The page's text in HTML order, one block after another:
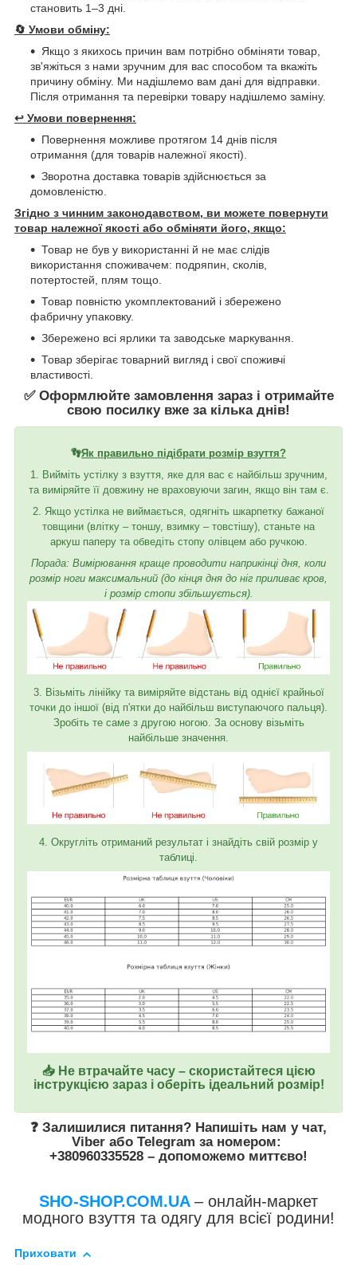
становить 1–3 дні.
🔄 Умови обміну:
Якщо з якихось причин вам потрібно обміняти товар,
зв'яжіться з нами зручним для вас способом та вкажіть
причину обміну. Ми надішлемо вам дані для відправки.
Після отримання та перевірки товару надішлемо заміну.
↩️ Умови повернення:
Повернення можливе протягом 14 днів після
отримання (для товарів належної якості).
Зворотна доставка товарів здійснюється за
домовленістю.
Згідно з чинним законодавством, ви можете повернути
товар належної якості або обміняти його, якщо:
Товар не був у використанні й не має слідів
використання споживачем: подряпин, сколів,
потертостей, плям тощо.
Товар повністю укомплектований і збережено
фабричну упаковку.
Збережено всі ярлики та заводське маркування.
Товар зберігає товарний вигляд і свої споживчі
властивості.
✅ Оформлюйте замовлення зараз і отримайте
свою посилку вже за кілька днів!
👣Як правильно підібрати розмір взуття?
1. Вийміть устілку з взуття, яке для вас є найбільш зручним,
та виміряйте її довжину не враховуючи загин, якщо він там є.
2. Якщо устілка не виймається, одягніть шкарпетку бажаної
товщини (влітку – тоншу, взимку – товстішу), станьте на
аркуш паперу та обведіть стопу олівцем або ручкою.
Порада: Вимірювання краще проводити наприкінці дня, коли
розмір ноги максимальний (до кінця дня до ніг приливає кров,
і розмір стопи збільшується).
3. Візьміть лінійку та виміряйте відстань від однієї крайньої
точки до іншої (від п'ятки до найбільш виступаючого пальця).
Зробіть те саме з другою ногою. За основу візьміть
найбільше значення.
4. Округліть отриманий результат і знайдіть свій розмір у
таблиці.
📥 Не втрачайте часу – скористайтеся цією
інструкцією зараз і оберіть ідеальний розмір!
❓ Залишилися питання? Напишіть нам у чат,
Viber або Telegram за номером:
+380960335528 – допоможемо миттєво!
SHO-SHOP.COM.UA – онлайн-маркет
модного взуття та одягу для всієї родини!
Приховати